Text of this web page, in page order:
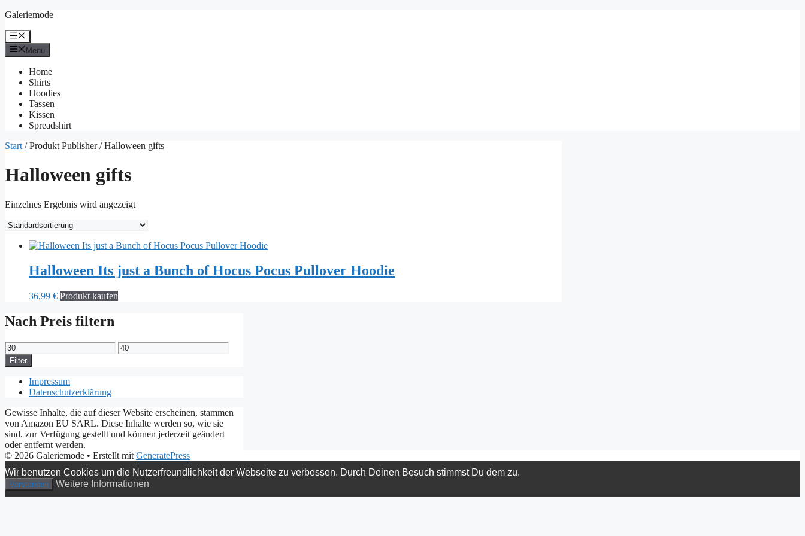
Zum
springen
Galeriemode
Menü
Menü
Home
Shirts
Hoodies
Tassen
Kissen
Spreadshirt
Start / Produkt Publisher / Halloween gifts
Halloween gifts
Einzelnes Ergebnis wird angezeigt
Halloween Its just a Bunch of Hocus Pocus Pullover Hoodie
36,99 € Produkt kaufen
Nach Preis filtern
Min.
Preis
Max.
Preis
Filter
Impressum
Datenschutzerklärung
Gewisse Inhalte, die auf dieser Website erscheinen, stammen
von Amazon EU SARL. Diese Inhalte werden so, wie sie
sind, zur Verfügung gestellt und können jederzeit geändert
oder entfernt werden.
© 2026 Galeriemode • Erstellt mit GeneratePress
Wir benutzen Cookies um die Nutzerfreundlichkeit der Webseite zu verbessen. Durch Deinen Besuch stimmst Du dem zu.
Verstanden Weitere Informationen